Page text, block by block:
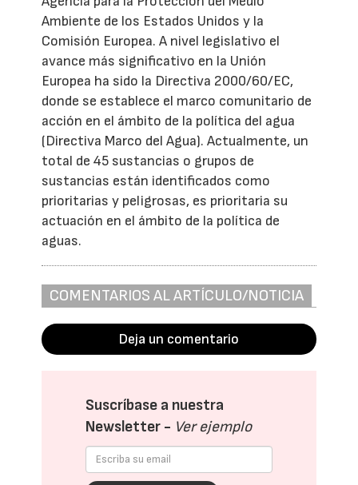
Ambiente de los Estados Unidos y la
Comisión Europea. A nivel legislativo el
avance más significativo en la Unión
Europea ha sido la Directiva 2000/60/EC,
donde se establece el marco comunitario de
acción en el ámbito de la política del agua
(Directiva Marco del Agua). Actualmente, un
total de 45 sustancias o grupos de
sustancias están identificados como
prioritarias y peligrosas, es prioritaria su
actuación en el ámbito de la política de
aguas.
COMENTARIOS AL ARTÍCULO/NOTICIA
Deja un comentario
Suscríbase a nuestra
Newsletter - Ver ejemplo